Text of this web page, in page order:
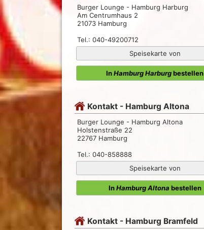
Burger Lounge - Hamburg Harburg
Am Centrumhaus 2
21073 Hamburg
Tel.: 040-49200712
Speisekarte von
InHamburg Harburgbestellen
Kontakt - Hamburg Altona
Burger Lounge - Hamburg Altona
Holstenstraße 22
22767 Hamburg
Tel.: 040-858888
Speisekarte von
InHamburg Altona bestellen
Kontakt - Hamburg Bramfeld